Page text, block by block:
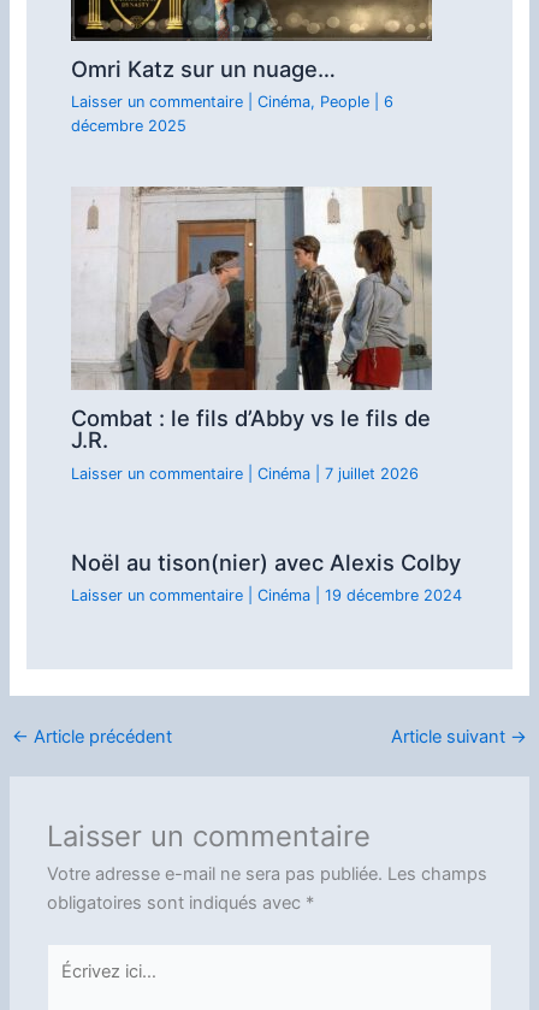
Omri Katz sur un nuage…
Laisser un commentaire Cinéma, People| 6
décembre 2025
Combat : le fils d’Abby vs le fils de
J.R.
Laisser un commentaire Cinéma| 7 juillet 2026
Noël au tison(nier) avec Alexis Colby
Laisser un commentaire Cinéma| 19 décembre 2024
← Article précédent Article suivant →
Laisser un commentaire
Votre adresse e-mail ne sera pas publiée. Les champs
obligatoires sont indiqués avec *
Écrivez